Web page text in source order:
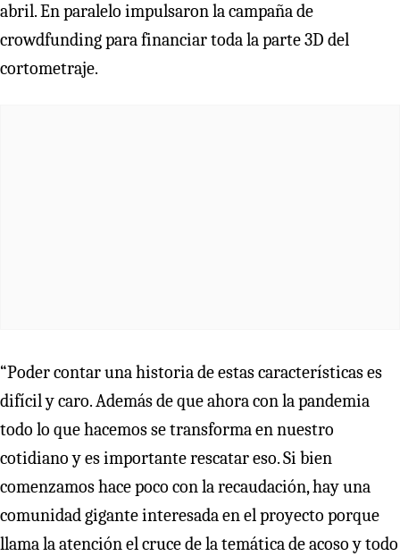
abril. En paralelo impulsaron la campaña de
crowdfunding para financiar toda la parte 3D del
cortometraje.
“Poder contar una historia de estas características es
difícil y caro. Además de que ahora con la pandemia
todo lo que hacemos se transforma en nuestro
cotidiano y es importante rescatar eso. Si bien
comenzamos hace poco con la recaudación, hay una
comunidad gigante interesada en el proyecto porque
llama la atención el cruce de la temática de acoso y todo